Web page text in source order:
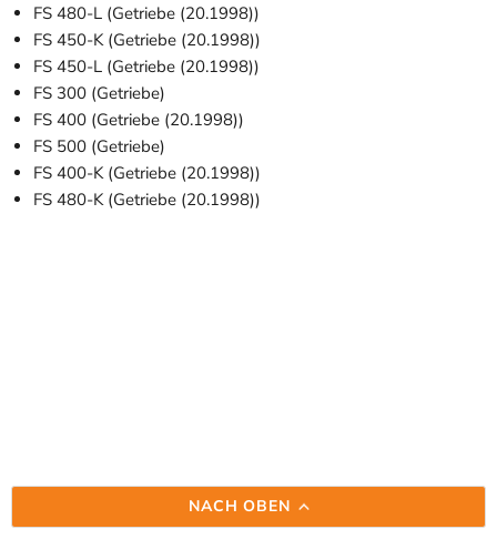
FS 480-L (Getriebe (20.1998))
FS 450-K (Getriebe (20.1998))
FS 450-L (Getriebe (20.1998))
FS 300 (Getriebe)
FS 400 (Getriebe (20.1998))
FS 500 (Getriebe)
FS 400-K (Getriebe (20.1998))
FS 480-K (Getriebe (20.1998))
NACH OBEN